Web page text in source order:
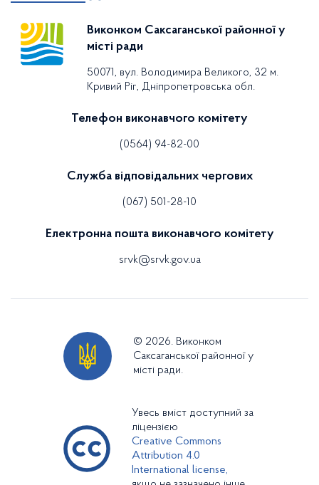
Виконком Саксаганської районної у
місті ради
50071, вул. Володимира Великого, 32 м.
Кривий Ріг, Дніпропетровська обл.
Телефон виконавчого комітету
(0564) 94-82-00
Служба відповідальних чергових
(067) 501-28-10
Електронна пошта виконавчого комітету
srvk@srvk.gov.ua
© 2026. Виконком
Саксаганської районної у
місті ради.
Увесь вміст доступний за
ліцензією
Creative Commons
Attribution 4.0
International license,